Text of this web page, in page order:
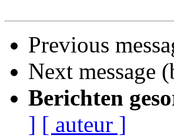
Previous
Next message
Berichten
] [ auteur ]